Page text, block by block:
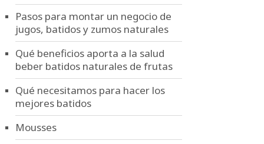
Pasos para montar un negocio de
jugos, batidos y zumos naturales
Qué beneficios aporta a la salud
beber batidos naturales de frutas
Qué necesitamos para hacer los
mejores batidos
Mousses